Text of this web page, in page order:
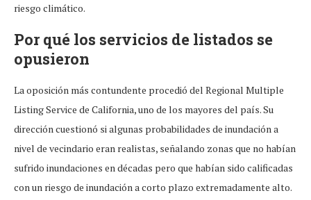
riesgo climático.
Por qué los servicios de listados se
opusieron
La oposición más contundente procedió del Regional Multiple
Listing Service de California, uno de los mayores del país. Su
dirección cuestionó si algunas probabilidades de inundación a
nivel de vecindario eran realistas, señalando zonas que no habían
sufrido inundaciones en décadas pero que habían sido calificadas
con un riesgo de inundación a corto plazo extremadamente alto.